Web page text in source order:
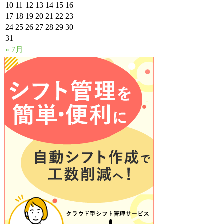
« 7月
10 11 12 13 14 15 16
17 18 19 20 21 22 23
24 25 26 27 28 29 30
31